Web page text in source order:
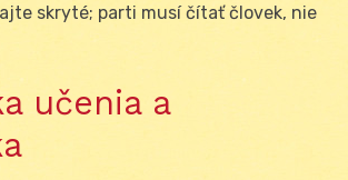
skryté; parti musí čítať človek, nie
učenia a